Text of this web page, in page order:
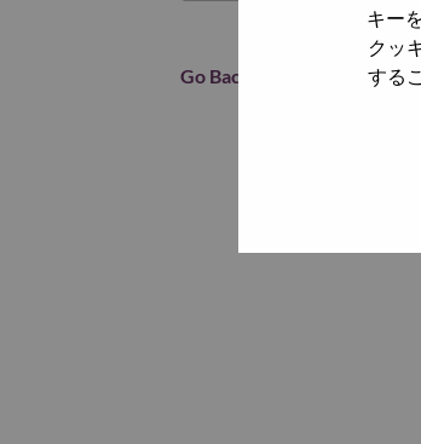
キー
クッ
する
Go Back